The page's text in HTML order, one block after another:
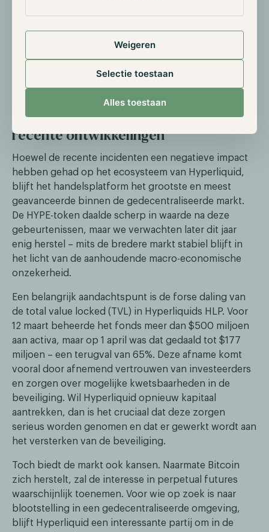
Weigeren
Selectie toestaan
Alles toestaan
het vertrouwen van investeerders zwaar geraakt.
Deze ingreep staat haaks op de kernwaarden van DeFi
en leidde tot een koersdaling van 20% voor de HYPE-
Onze visie op Hyperliquid en de
recente ontwikkelingen
Hoewel de recente incidenten een negatieve impact
hebben gehad op het ecosysteem van Hyperliquid,
blijft het handelsplatform het grootste en meest
geavanceerde binnen de gedecentraliseerde markt.
De HYPE-token daalde scherp in waarde na deze
gebeurtenissen, maar we verwachten later dit jaar
enig herstel – mits de bredere markt stabiel blijft in
het licht van de aanhoudende macro-economische
onzekerheid.
Een belangrijk aandachtspunt is de forse daling van
de total value locked (TVL) in Hyperliquids HLP. Voor
12 maart beheerde het fonds meer dan $500 miljoen
aan activa, maar op 1 april was dat gedaald tot $177
miljoen – een terugval van 65%. Deze afname komt
vooral door afnemend vertrouwen van investeerders
en zorgen over mogelijke kwetsbaarheden in de
beveiliging. Wil Hyperliquid opnieuw kapitaal
aantrekken, dan is het cruciaal dat deze zorgen
serieus worden genomen en dat er gewerkt wordt aan
het versterken van de beveiliging.
Toch biedt de markt ook kansen. Naarmate Bitcoin
zich herstelt, zal de interesse in perpetual futures
waarschijnlijk toenemen. Voor wie op zoek is naar
blootstelling in een gedecentraliseerde omgeving,
blijft Hyperliquid een interessante partij om in de